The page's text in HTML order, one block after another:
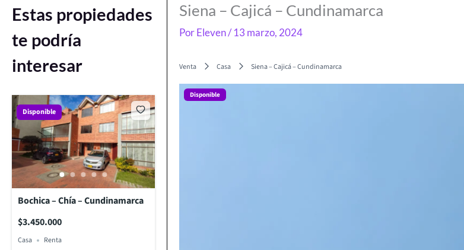
Estas propiedades
te podría
interesar
Disponible
Bochica – Chía – Cundinamarca
$3.450.000
Casa Renta
Siena – Cajicá – Cundinamarca
PorEleven/13 marzo, 2024
Venta Casa Siena – Cajicá – Cundinamarca
Disponible